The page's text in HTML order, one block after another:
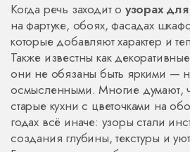
Когда речь заходит о узорах
на фартуке, обоях, фасадах
которые добавляют характер и
Также известны как
они не обязаны быть яркими —
осмысленными. Многие думают,
старые кухни с цветочками на
годах всё иначе: узоры стали
создания глубины, текстуры и